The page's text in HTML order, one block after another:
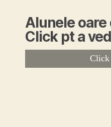
Alunele
Click pt a